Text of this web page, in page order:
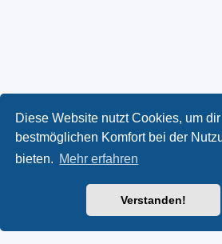
Diese Website nutzt Cookies, um
bestmöglichen Komfort bei der
bieten. Mehr erfahren
Verstanden!